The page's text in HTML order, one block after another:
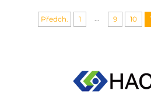
Předch. 1 ... 9 10